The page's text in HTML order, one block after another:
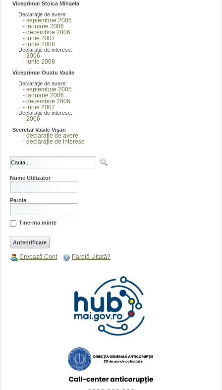
Viceprimar Stoica Mihaela
Declaraţie de avere:
- septembrie 2005
- ianuarie 2006
- decembrie 2006
- iunie 2007
- iunie 2008
Declaraţie de interese:
- 2006
- iunie 2008
Viceprimar Ouatu Vasile
Declaraţie de avere:
- septembrie 2005
- ianuarie 2006
- decembrie 2006
- iunie 2007
Declaraţie de interese:
- 2006
Secretar Vasile Vişan
- declaraţie de avere
- declaraţie de interese
Nume Utilizator
Parola
Tine-ma minte
Creează Cont Parolă Uitată?